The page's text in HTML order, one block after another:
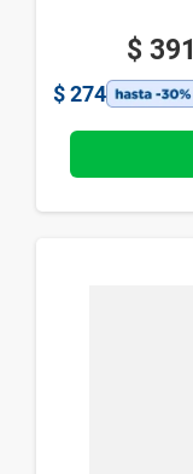
$ 391
$ 274